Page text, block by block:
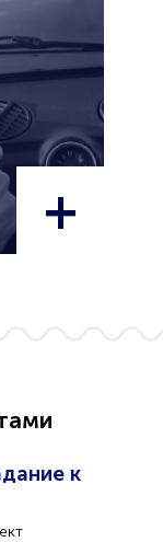
+
к